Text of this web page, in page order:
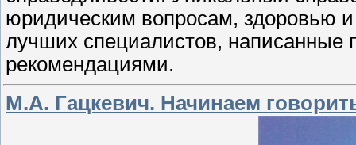
юридическим вопросам, здоровью
лучших специалистов,
рекомендациями.
М.А. Гацкевич. Начинаем